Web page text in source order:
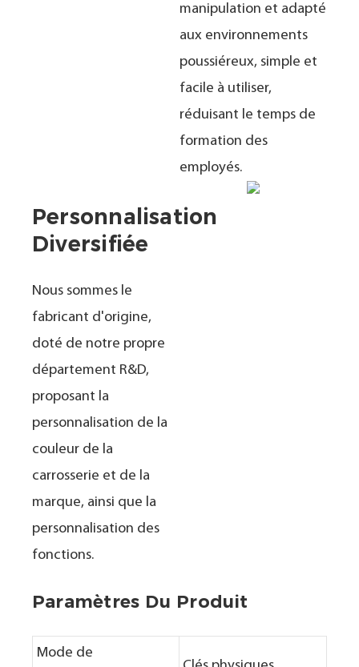
manipulation et adapté
aux environnements
poussiéreux, simple et
facile à utiliser,
réduisant le temps de
formation des
employés.
Personnalisation
Diversifiée
Nous sommes le
fabricant d'origine,
doté de notre propre
département R&D,
proposant la
personnalisation de la
couleur de la
carrosserie et de la
marque, ainsi que la
personnalisation des
fonctions.
Paramètres Du Produit
Mode de